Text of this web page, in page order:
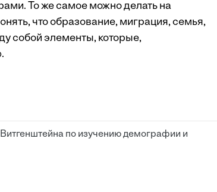
То же самое можно делать на
что образование, миграция, семья,
собой элементы, которые,
по изучению демографии и